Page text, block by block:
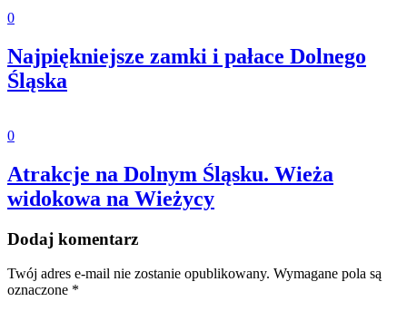
0
Najpiękniejsze zamki i pałace Dolnego
Śląska
0
Atrakcje na Dolnym Śląsku. Wieża
widokowa na Wieżycy
Dodaj komentarz
Twój adres e-mail nie zostanie opublikowany. Wymagane pola są
oznaczone *